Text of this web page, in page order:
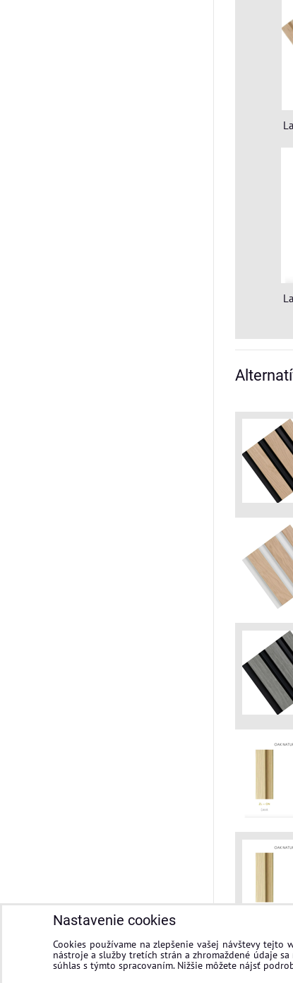
Nastavenie cookies
Cookies používame na zlepšenie vašej návštevy
nástroje a služby tretích strán a zhromaždené údaje
súhlas s týmto spracovaním. Nižšie môžete nájsť